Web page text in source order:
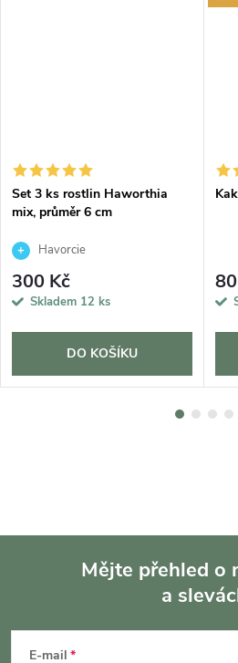
Set 3 ks rostlin Haworthia
mix, průměr 6 cm
Havorcie
300 Kč
Skladem 12 ks
DO KOŠÍKU
Mějte přehled o
a
E-mail